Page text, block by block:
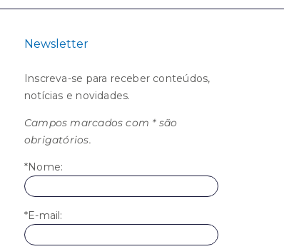
Newsletter
Inscreva-se para receber conteúdos,
notícias e novidades.
Campos marcados com * são
obrigatórios.
*Nome:
*E-mail: